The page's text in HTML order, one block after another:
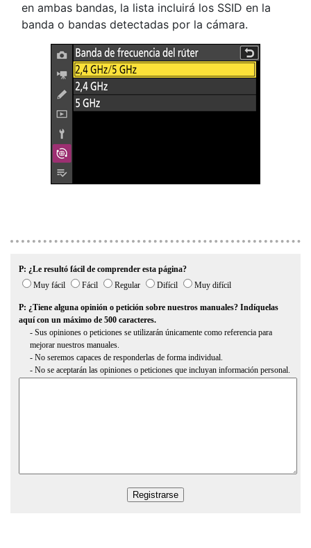
en ambas bandas, la lista incluirá los SSID en la
banda o bandas detectadas por la cámara.